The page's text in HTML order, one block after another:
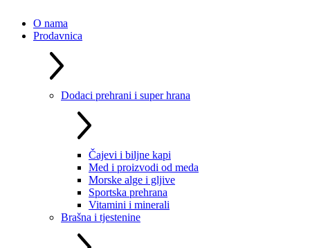
O nama
Prodavnica
Dodaci prehrani i super hrana
Čajevi i biljne kapi
Med i proizvodi od meda
Morske alge i gljive
Sportska prehrana
Vitamini i minerali
Brašna i tjestenine